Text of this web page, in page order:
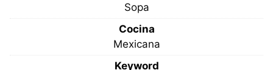
Sopa
Cocina
Mexicana
Keyword